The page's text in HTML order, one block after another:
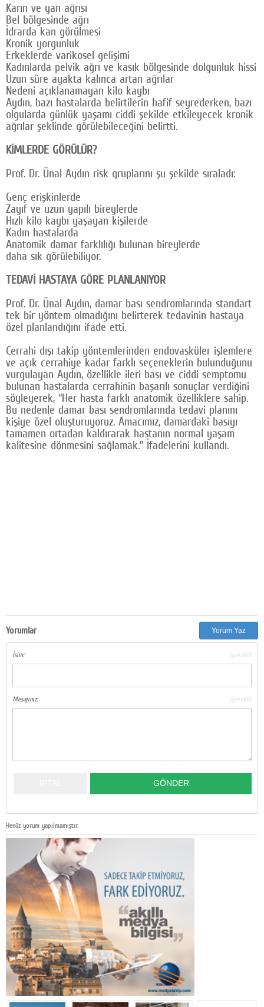
Karın ve yan ağrısı
Bel bölgesinde ağrı
İdrarda kan görülmesi
Kronik yorgunluk
Erkeklerde varikosel gelişimi
Kadınlarda pelvik ağrı ve kasık bölgesinde dolgunluk hissi
Uzun süre ayakta kalınca artan ağrılar
Nedeni açıklanamayan kilo kaybı
Aydın, bazı hastalarda belirtilerin hafif seyrederken, bazı
olgularda günlük yaşamı ciddi şekilde etkileyecek kronik
ağrılar şeklinde görülebileceğini belirtti.
KİMLERDE GÖRÜLÜR?
Prof. Dr. Ünal Aydın risk gruplarını şu şekilde sıraladı:
Genç erişkinlerde
Zayıf ve uzun yapılı bireylerde
Hızlı kilo kaybı yaşayan kişilerde
Kadın hastalarda
Anatomik damar farklılığı bulunan bireylerde
daha sık görülebiliyor.
TEDAVİ HASTAYA GÖRE PLANLANIYOR
Prof. Dr. Ünal Aydın, damar bası sendromlarında standart
tek bir yöntem olmadığını belirterek tedavinin hastaya
özel planlandığını ifade etti.
Cerrahi dışı takip yöntemlerinden endovasküler işlemlere
ve açık cerrahiye kadar farklı seçeneklerin bulunduğunu
vurgulayan Aydın, özellikle ileri bası ve ciddi semptomu
bulunan hastalarda cerrahinin başarılı sonuçlar verdiğini
söyleyerek, “Her hasta farklı anatomik özelliklere sahip.
Bu nedenle damar bası sendromlarında tedavi planını
kişiye özel oluşturuyoruz. Amacımız, damardaki basıyı
tamamen ortadan kaldırarak hastanın normal yaşam
kalitesine dönmesini sağlamak.” İfadelerini kullandı.
Yorumlar Yorum Yaz
İsim: (gerekli)
Mesajınız: (gerekli)
Henüz yorum yapılmamıştır.